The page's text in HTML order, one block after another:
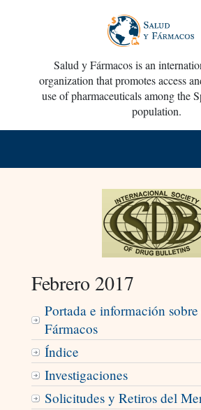
Salud y Fármacos is an
organization that promotes access
use of pharmaceuticals among the
population.
Febrero 2017
Portada e información
Fármacos
Índice
Investigaciones
Solicitudes y Retiros del